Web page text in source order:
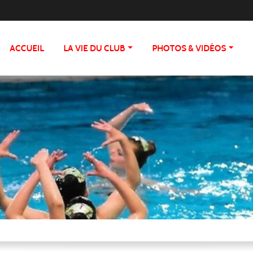
ACCUEIL LA VIE DU CLUB PHOTOS & VIDÉOS